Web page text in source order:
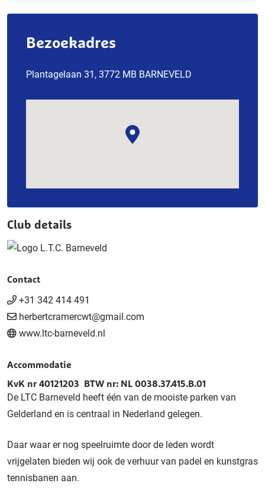
Bezoekadres
Plantagelaan 31, 3772 MB BARNEVELD
Club details
Contact
+31 342 414 491
herbertcramercwt@gmail.com
www.ltc-barneveld.nl
Accommodatie
KvK nr 40121203 BTW nr: NL 0038.37.415.B.01
De LTC Barneveld heeft één van de mooiste parken van
Gelderland en is centraal in Nederland gelegen.
Daar waar er nog speelruimte door de leden wordt
vrijgelaten bieden wij ook de verhuur van padel en kunstgras
tennisbanen aan.